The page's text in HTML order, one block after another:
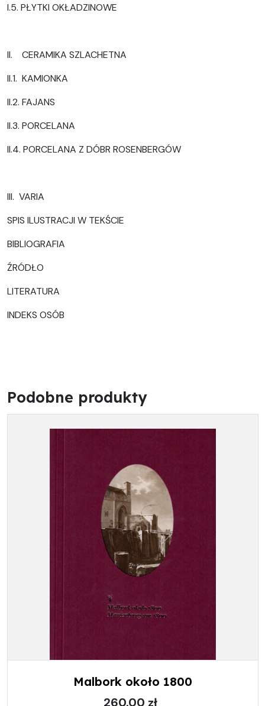
I.5. PŁYTKI OKŁADZINOWE
II. CERAMIKA SZLACHETNA
II.1. KAMIONKA
II.2. FAJANS
II.3. PORCELANA
II.4. PORCELANA Z DÓBR ROSENBERGÓW
III. VARIA
SPIS ILUSTRACJI W TEKŚCIE
BIBLIOGRAFIA
ŹRÓDŁO
LITERATURA
INDEKS OSÓB
Podobne produkty
Malbork około 1800
260.00 zł